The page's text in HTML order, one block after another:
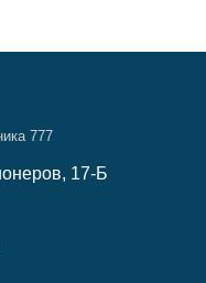
777
17-Б